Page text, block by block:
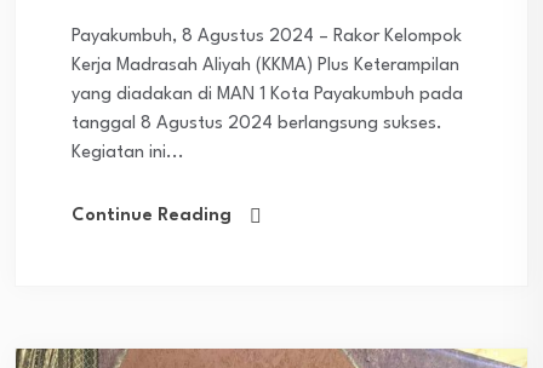
Payakumbuh, 8 Agustus 2024 – Rakor Kelompok
Kerja Madrasah Aliyah (KKMA) Plus Keterampilan
yang diadakan di MAN 1 Kota Payakumbuh pada
tanggal 8 Agustus 2024 berlangsung sukses.
Kegiatan ini...
Continue Reading